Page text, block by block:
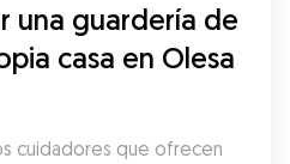
una guardería de
casa en Olesa
cuidadores que ofrecen